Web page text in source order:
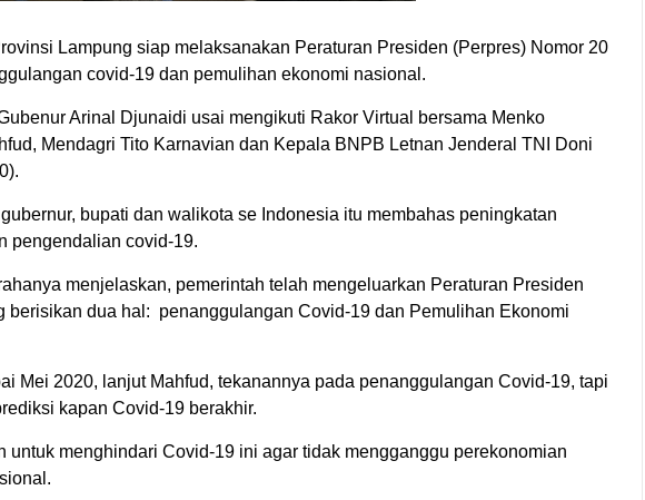
Lampung siap melaksanakan Peraturan Presiden (Perpres) Nomor 20
covid-19 dan pemulihan ekonomi nasional.
Arinal Djunaidi usai mengikuti Rakor Virtual bersama Menko
Mendagri Tito Karnavian dan Kepala BNPB Letnan Jenderal TNI Doni
bupati dan walikota se Indonesia itu membahas peningkatan
pengendalian covid-19.
menjelaskan, pemerintah telah mengeluarkan Peraturan Presiden
berisikan dua hal: penanggulangan Covid-19 dan Pemulihan Ekonomi
Mei 2020, lanjut Mahfud, tekanannya pada penanggulangan Covid-19, tapi
kapan Covid-19 berakhir.
untuk menghindari Covid-19 ini agar tidak mengganggu perekonomian